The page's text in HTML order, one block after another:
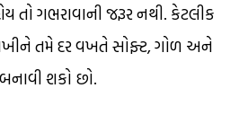
તો ગભરાવાની જરૂર નથી. કેટલીક
તમે દર વખતે સોફ્ટ, ગોળ અને
શકો છો.